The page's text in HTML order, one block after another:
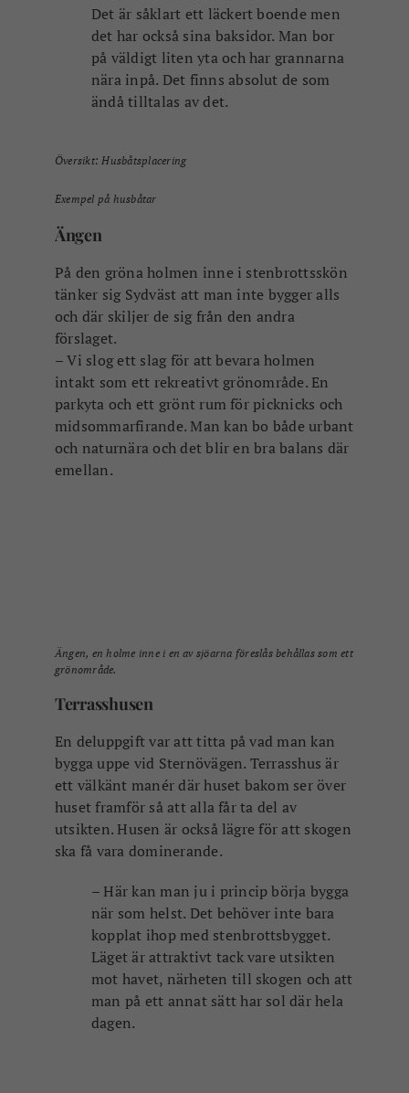
Översikt: Husbåtsplacering
Exempel på husbåtar
Ängen
och där skiljer de sig från den andra
förslaget.
intakt som ett rekreativt grönområde. En
midsommarfirande. Man kan bo både urbant
och naturnära och det blir en bra balans där
emellan.
Ängen, en holme inne i en av sjöarna föreslås behållas som ett
grönområde.
Terrasshusen
En deluppgift var att titta på vad man kan
kopplat ihop med stenbrottsbygget.
mot havet, närheten till skogen och att
dagen.
Terrasshusen uppe vid Sternövägen
Utmaningar
En av utmaningarna, menar Per och Niklas
är att Stärnö ligger en bit från centrum.
Även om det bara är ett stenkast sjövägen
måste man bygga bra vägar för alla trafikslag
för att ta kunna ta sig dit på ett trevligt och
säkert sätt. Det finns redan ett rikt utbud av
gångstigar på Sternö, men kopplingarna ner
till själva stenbrottet är få.